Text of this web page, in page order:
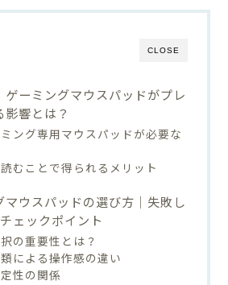
CLOSE
ゲーミングマウスパッドがプレ
響とは？
ング専用マウスパッドが必要な
むことで得られるメリット
マウスパッドの選び方｜失敗し
ェックポイント
の重要性とは？
による操作感の違い
性の関係